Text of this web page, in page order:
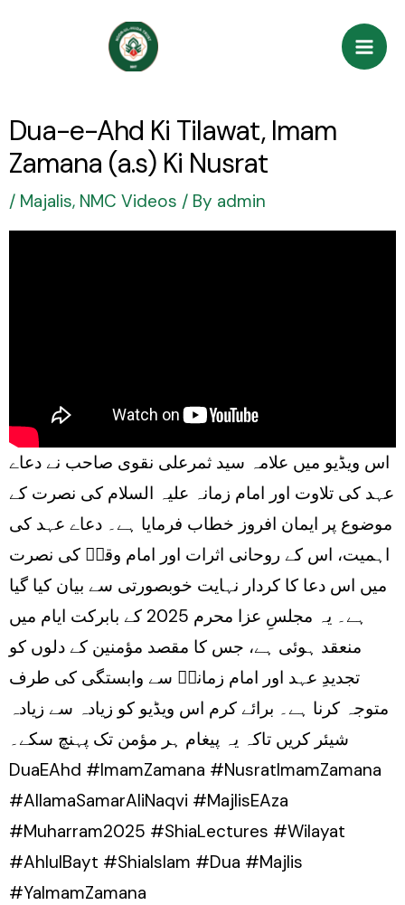
Dua-e-Ahd Ki Tilawat, Imam
Zamana (a.s) Ki Nusrat
/ Majalis, NMC Videos / By admin
اس ویڈیو میں علامہ سید ثمرعلی نقوی صاحب نے دعاے
عہد کی تلاوت اور امام زمانہ علیہ السلام کی نصرت کے
موضوع پر ایمان افروز خطاب فرمایا ہے۔ دعاے عہد کی
اہمیت، اس کے روحانی اثرات اور امام وقتؑ کی نصرت
میں اس دعا کا کردار نہایت خوبصورتی سے بیان کیا گیا
ہے۔ یہ مجلسِ عزا محرم 2025 کے بابرکت ایام میں
منعقد ہوئی ہے، جس کا مقصد مؤمنین کے دلوں کو
تجدیدِ عہد اور امام زمانہؑ سے وابستگی کی طرف
متوجہ کرنا ہے۔ برائے کرم اس ویڈیو کو زیادہ سے زیادہ
شیئر کریں تاکہ یہ پیغام ہر مؤمن تک پہنچ سکے۔
DuaEAhd #ImamZamana #NusratImamZamana
#AllamaSamarAliNaqvi #MajlisEAza
#Muharram2025 #ShiaLectures #Wilayat
#AhlulBayt #ShiaIslam #Dua #Majlis
#YaImamZamana